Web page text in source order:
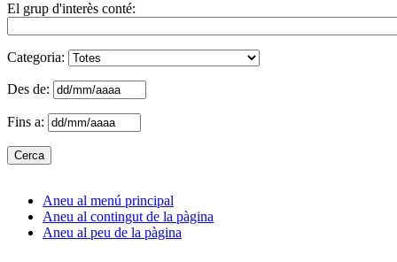
El grup d'interès conté:
Categoria:
Des de:
Fins a:
Aneu al menú principal
Aneu al contingut de la pàgina
Aneu al peu de la pàgina